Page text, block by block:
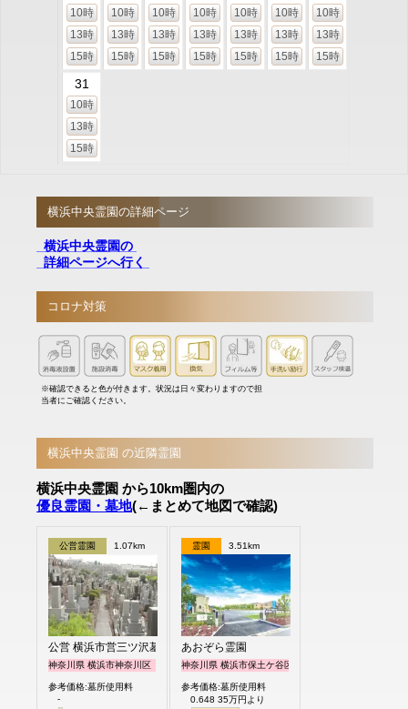
10時
13時
15時
10時
13時
15時
10時
13時
15時
10時
13時
15時
10時
13時
15時
10時
13時
15時
10時
13時
15時
31
10時
13時
15時
横浜中央霊園の詳細ページ
横浜中央霊園の
詳細ページへ行く
コロナ対策
※確認できると色が付きます。状況は日々変わりますので担
当者にご確認ください。
横浜中央霊園 の近隣霊園
横浜中央霊園 から10km圏内の
優良霊園・墓地(←まとめて地図で確認)
公営霊園 1.07km
公営 横浜市営三ツ沢墓地
神奈川県 横浜市神奈川区
参考価格:墓所使用料
-
霊園 3.51km
あおぞら霊園
神奈川県 横浜市保土ケ谷区
参考価格:墓所使用料
0.648 35万円より